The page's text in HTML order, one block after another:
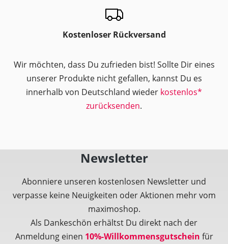
Kostenloser Rückversand
Wir möchten, dass Du zufrieden bist! Sollte Dir eines
unserer Produkte nicht gefallen, kannst Du es
innerhalb von Deutschland wieder kostenlos*
zurücksenden.
Newsletter
Abonniere unseren kostenlosen Newsletter und
verpasse keine Neuigkeiten oder Aktionen mehr vom
maximoshop.
Als Dankeschön erhältst Du direkt nach der
Anmeldung einen 10%-Willkommensgutschein für